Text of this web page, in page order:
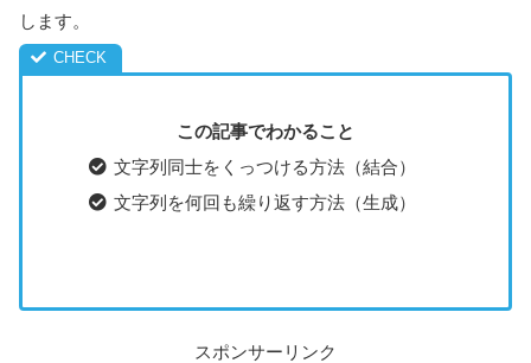
します。
この記事でわかること
文字列同士をくっつける方法（結合）
文字列を何回も繰り返す方法（生成）
スポンサーリンク